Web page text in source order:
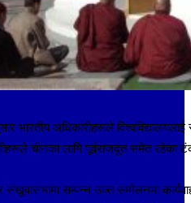
भारतीय अधिकारीहरूले
चीनका लागि पूर्वराजदूत समेत रहेका
सम्पन्न उक्त सम्मेलनमा